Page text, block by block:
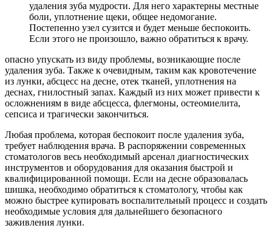
удаления зуба мудрости. Для него характерны местные
боли, уплотнение щеки, общее недомогание.
Постепенно узел сузится и будет меньше беспокоить.
Если этого не произошло, важно обратиться к врачу.
опасно упускать из виду проблемы, возникающие после
удаления зуба. Также к очевидным, таким как кровотечение
из лунки, абсцесс на десне, отек тканей, уплотнения на
деснах, гнилостный запах. Каждый из них может привести к
осложнениям в виде абсцесса, флегмоны, остеомиелита,
сепсиса и трагически закончиться.
Любая проблема, которая беспокоит после удаления зуба,
требует наблюдения врача. В распоряжении современных
стоматологов весь необходимый арсенал диагностических
инструментов и оборудования для оказания быстрой и
квалифицированной помощи. Если на десне образовалась
шишка, необходимо обратиться к стоматологу, чтобы как
можно быстрее купировать воспалительный процесс и создать
необходимые условия для дальнейшего безопасного
заживления лунки.